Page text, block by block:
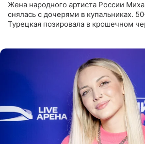
Жена народного артиста России
снялась с дочерями в купальниках.
Турецкая позировала в крошечном